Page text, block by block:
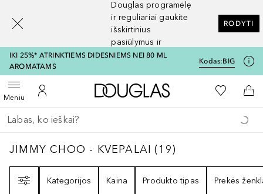
Douglas programėlę
ir reguliariai gaukite
išskirtinius
pasiūlymus ir
nuolaidas
RODYTI
IKI 25%* ATRINKTIEMS DIDESNIEMS NEI 80 ML
AROMATAMS
Kodas:BIG
MeniuAtidaryti meniuĮ mano paskyrą
Į Douglas pagrindinį
Į mano
Į
Grįžk atgal
Vykdykite paiešką
JIMMY CHOO - KVEPALAI 19
JIMMY CHOO - KVEPALAI (19)
Kategorijos
Kaina Produkto tipas Prekės
[navigation.slideout.screenreader]